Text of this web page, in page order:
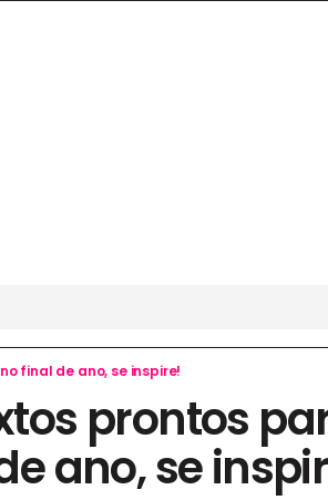
final de ano, se inspire!
prontos
ano, se